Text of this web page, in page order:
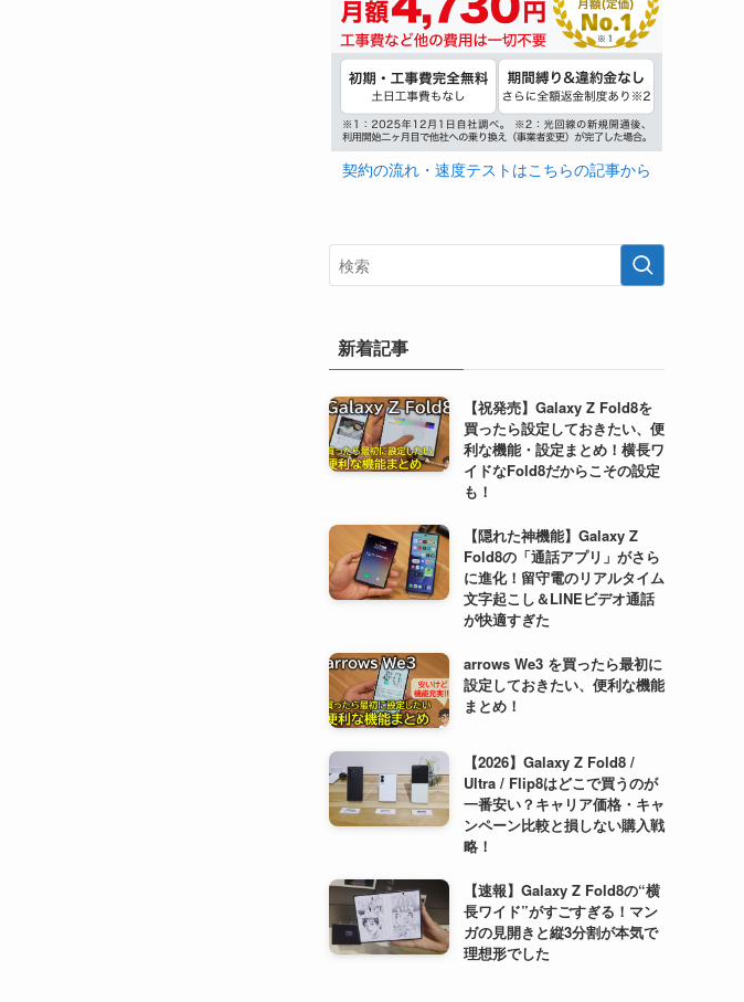
契約の流れ・速度テストはこちらの記事から
新着記事
【祝発売】Galaxy Z Fold8を
買ったら設定しておきたい、便
利な機能・設定まとめ！横長ワ
イドなFold8だからこその設定
も！
【隠れた神機能】Galaxy Z
Fold8の「通話アプリ」がさら
に進化！留守電のリアルタイム
文字起こし＆LINEビデオ通話
が快適すぎた
arrows We3 を買ったら最初に
設定しておきたい、便利な機能
まとめ！
【2026】Galaxy Z Fold8 /
Ultra / Flip8はどこで買うのが
一番安い？キャリア価格・キャ
ンペーン比較と損しない購入戦
略！
【速報】Galaxy Z Fold8の“横
長ワイド”がすごすぎる！マン
ガの見開きと縦3分割が本気で
理想形でした